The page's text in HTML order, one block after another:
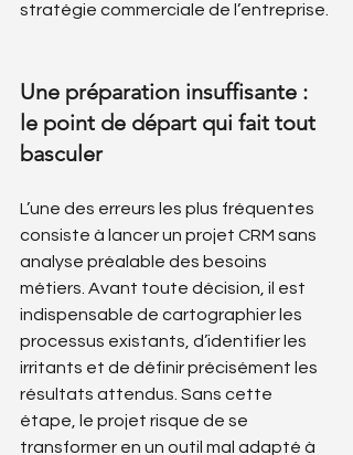
stratégie commerciale de l’entreprise.
Une préparation insuffisante :
le point de départ qui fait tout
basculer
L’une des erreurs les plus fréquentes
consiste à lancer un projet CRM sans
analyse préalable des besoins
métiers. Avant toute décision, il est
indispensable de cartographier les
processus existants, d’identifier les
irritants et de définir précisément les
résultats attendus. Sans cette
étape, le projet risque de se
transformer en un outil mal adapté à